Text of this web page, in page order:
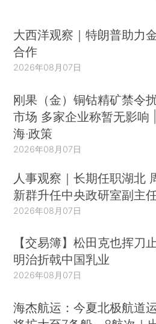
大西洋观察｜特朗普助力
合作
2026年08月07日
刚果（金）铜钴精矿禁令
市场 多家企业称暂无影响
海·政策
2026年08月07日
人事观察｜长期任职湖北
新群升任中央政研室副主
2026年08月07日
【交易簿】松田克也挥刀
明治折戟中国乳业
2026年08月07日
海杰航运：今夏北极航道